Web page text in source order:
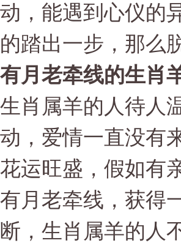
动，能遇到心仪的
的踏出一步，那么
有月老牵线的生肖
生肖属羊的人待人
动，爱情一直没有
花运旺盛，假如有
有月老牵线，获得
断，生肖属羊的人